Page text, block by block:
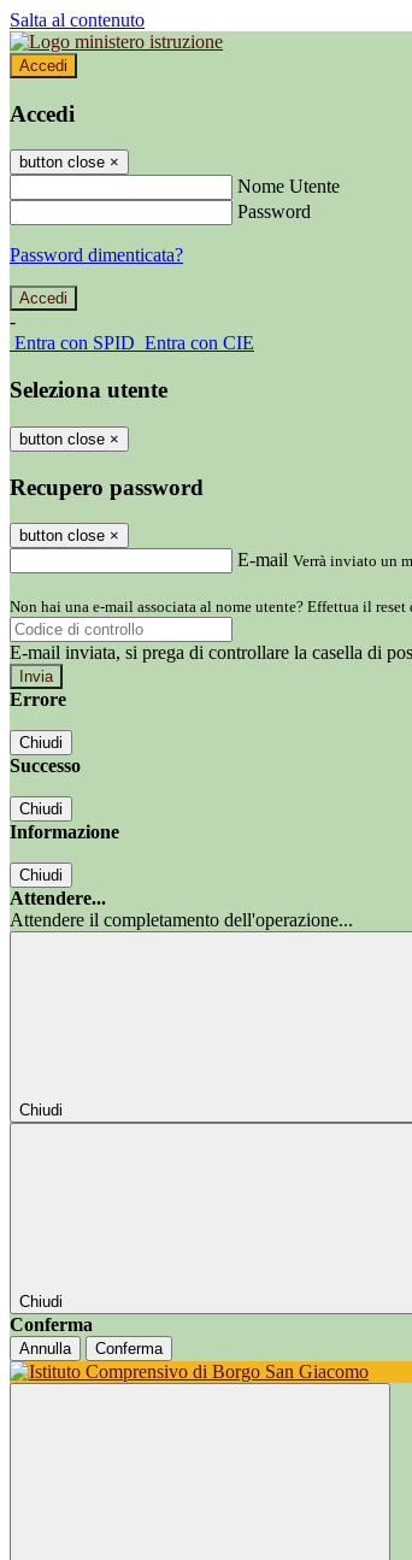
Salta al contenuto
Accedi
Accedi
button close ×
Nome Utente
Password
Password dimenticata?
-
Entra con SPID Entra con CIE
Seleziona utente
button close ×
Recupero password
button close ×
E-mail Verrà inviato un
Non hai una e-mail associata al nome utente? Effettua il
E-mail inviata, si prega di controllare la casella di
Errore
Chiudi
Successo
Chiudi
Informazione
Chiudi
Attendere...
Attendere il completamento dell'operazione...
Chiudi
Chiudi
Conferma
Annulla Conferma